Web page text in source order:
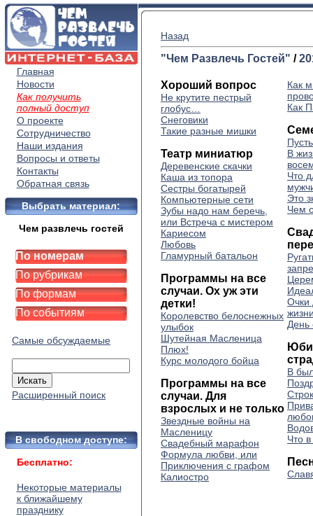
Главная
Новости
Как получить
полный доступ
О проекте
Сотрудничество
Наши издания
Вопросы и ответы
Контакты
Обратная связь
Выбрать материал:
Чем развлечь гостей
По номерам
По рубрикам
По формам
По событиям
Самые обсуждаемые
Расширенный поиск
В свободном доступе:
Бесплатно:
Некоторые материалы
к ближайшему
празднику
Назад
"Чем Развлечь Гостей" /
Хороший вопрос
Не крутите пестрый
глобус…
Снеговики
Такие разные мишки
Театр миниатюр
Деревенские скачки
Каша из топора
Сестры богатырей
Компьютерные сети
Зубы надо нам беречь,
или Встреча с мистером
Кариесом
Любовь
Гламурный батальон
Программы на все
случаи. Ох уж эти
детки!
Королевство белоснежных
улыбок
Шутейная Масленица
Плюх!
Курс молодого бойца
Программы на все
случаи. Для
взрослых и не только
Звездные войны на
Масленицу
Свадебный марафон
Формула любви, или
Приключения с графом
Калиостро
Как
Как
В
Что
Это
Чем
Очки
День
В
Что